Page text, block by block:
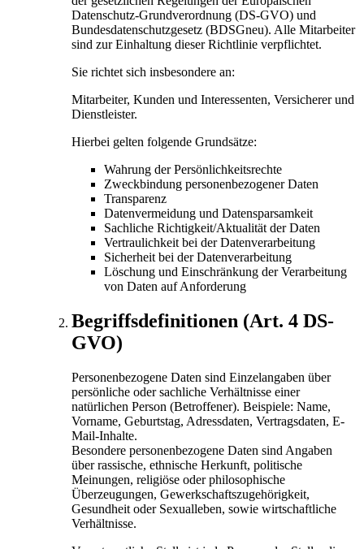
Datenschutz-Grundverordnung (DS-GVO) und
Bundesdatenschutzgesetz (BDSGneu). Alle Mitarbeiter
sind zur Einhaltung dieser Richtlinie verpflichtet.
Sie richtet sich insbesondere an:
Mitarbeiter, Kunden und Interessenten, Versicherer und
Dienstleister.
Hierbei gelten folgende Grundsätze:
Wahrung der Persönlichkeitsrechte
Zweckbindung personenbezogener Daten
Transparenz
Datenvermeidung und Datensparsamkeit
Sachliche Richtigkeit/Aktualität der Daten
Vertraulichkeit bei der Datenverarbeitung
Sicherheit bei der Datenverarbeitung
Löschung und Einschränkung der Verarbeitung
von Daten auf Anforderung
Begriffsdefinitionen (Art. 4 DS-
GVO)
Personenbezogene Daten sind Einzelangaben über
persönliche oder sachliche Verhältnisse einer
natürlichen Person (Betroffener). Beispiele: Name,
Vorname, Geburtstag, Adressdaten, Vertragsdaten, E-
Mail-Inhalte.
Besondere personenbezogene Daten sind Angaben
über rassische, ethnische Herkunft, politische
Meinungen, religiöse oder philosophische
Überzeugungen, Gewerkschaftszugehörigkeit,
Gesundheit oder Sexualleben, sowie wirtschaftliche
Verhältnisse.